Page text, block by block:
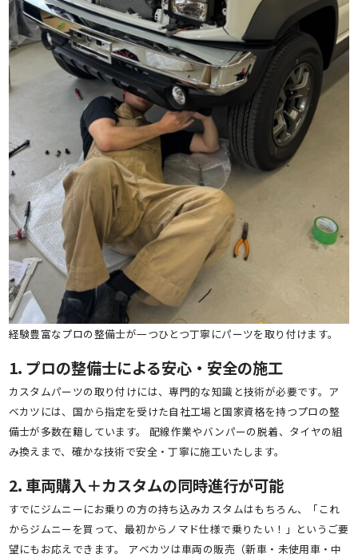
経験豊富なプロの整備士が一つひとつ丁寧にパーツを取り付けます。
1. プロの整備士による安心・安全の施工
カスタムパーツの取り付けには、専門的な知識と技術が必要です。ア
ベカツには、国から指定を受けた自社工場と国家資格を持つプロの整
備士が多数在籍しています。 配線作業やバンパーの脱着、タイヤの組
み換えまで、確かな技術で安全・丁寧に施工いたします。
2. 車両購入＋カスタムの同時進行が可能
すでにジムニーにお乗りの方の持ち込みカスタムはもちろん、「これ
からジムニーを買って、最初からノマド仕様で乗りたい！」というご要
望にもお応えできます。 アベカツは車両の販売（新車・未使用車・中